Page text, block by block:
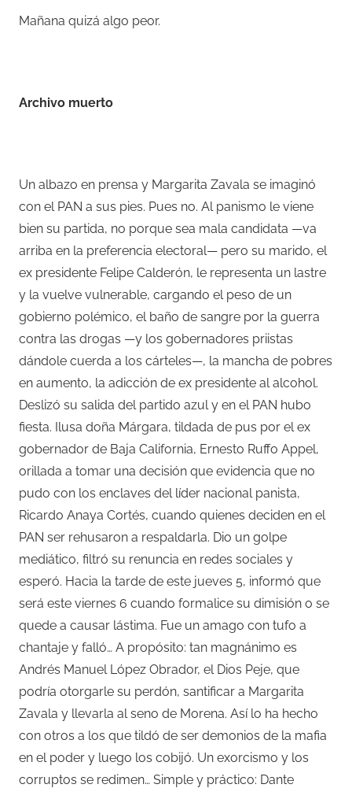
Mañana quizá algo peor.
Archivo muerto
Un albazo en prensa y Margarita Zavala se imaginó
con el PAN a sus pies. Pues no. Al panismo le viene
bien su partida, no porque sea mala candidata —va
arriba en la preferencia electoral— pero su marido, el
ex presidente Felipe Calderón, le representa un lastre
y la vuelve vulnerable, cargando el peso de un
gobierno polémico, el baño de sangre por la guerra
contra las drogas —y los gobernadores priistas
dándole cuerda a los cárteles—, la mancha de pobres
en aumento, la adicción de ex presidente al alcohol.
Deslizó su salida del partido azul y en el PAN hubo
fiesta. Ilusa doña Márgara, tildada de pus por el ex
gobernador de Baja California, Ernesto Ruffo Appel,
orillada a tomar una decisión que evidencia que no
pudo con los enclaves del líder nacional panista,
Ricardo Anaya Cortés, cuando quienes deciden en el
PAN ser rehusaron a respaldarla. Dio un golpe
mediático, filtró su renuncia en redes sociales y
esperó. Hacia la tarde de este jueves 5, informó que
será este viernes 6 cuando formalice su dimisión o se
quede a causar lástima. Fue un amago con tufo a
chantaje y falló… A propósito: tan magnánimo es
Andrés Manuel López Obrador, el Dios Peje, que
podría otorgarle su perdón, santificar a Margarita
Zavala y llevarla al seno de Morena. Así lo ha hecho
con otros a los que tildó de ser demonios de la mafia
en el poder y luego los cobijó. Un exorcismo y los
corruptos se redimen… Simple y práctico: Dante